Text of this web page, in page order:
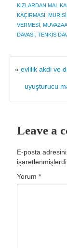
KIZLARDAN MAL
KAÇIRMASI
VERMESI MUVAZAA
DAVASI TENKIS
« evlilik akdi ve
uyuşturucu
Leave a
E-posta
Yorum *